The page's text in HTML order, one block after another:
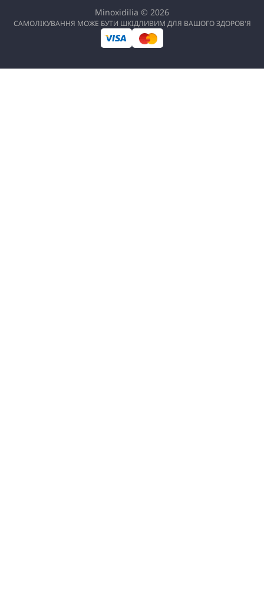
Minoxidilia © 2026
САМОЛІКУВАННЯ МОЖЕ БУТИ ШКІДЛИВИМ ДЛЯ ВАШОГО ЗДОРОВ'Я